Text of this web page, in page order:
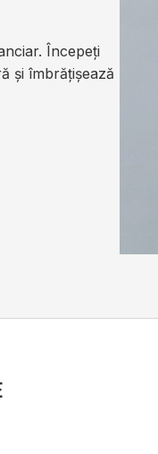
Începeți
și îmbrățișează